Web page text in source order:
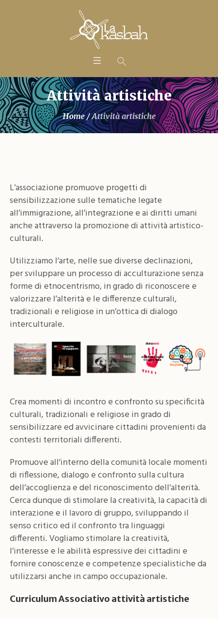
Attività artistiche
Home /Attività artistiche
L’associazione promuove progetti di
sensibilizzazione sulle tematiche legate
all’immigrazione, all’integrazione e ai diritti umani
anche attraverso la promozione di attività artistico-
culturali.
Utilizziamo l’arte, nelle sue diverse declinazioni,
per sviluppare un processo di acculturazione senza
forme di etnocentrismo, in grado di riconoscere e
valorizzare l’alterità e le differenze culturali,
tradizionali e religiose in un’ottica di dialogo
interculturale.
Crea momenti di incontro e confronto su specificità
culturali, tradizionali e religiose in grado di
sensibilizzare ed avvicinare cittadini provenienti da
contesti territoriali differenti.
Promuove all’interno della comunità locale momenti
di riflessione, dialogo e confronto sulla cultura
dell’accoglienza e del riconoscimento dell’alterità.
Cerca dunque di stimolare la creatività, la capacità di
interazione e il lavoro di gruppo, sviluppando il
senso critico ed il confronto tra linguaggi
differenti. Vogliamo stimolare la creatività,
l’interesse e le abilità espressive dei cittadini e
fornire conoscenze e competenze specialistiche da
utilizzarsi anche in campo occupazionale.
Curriculum Associativo attività artistiche